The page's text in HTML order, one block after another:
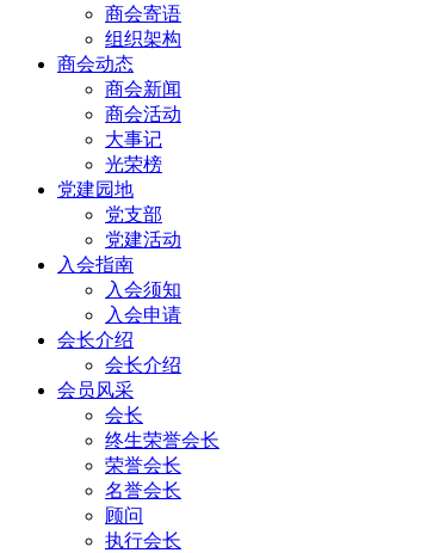
商会寄语
组织架构
商会动态
商会新闻
商会活动
大事记
光荣榜
党建园地
党支部
党建活动
入会指南
入会须知
入会申请
会长介绍
会长介绍
会员风采
会长
终生荣誉会长
荣誉会长
名誉会长
顾问
执行会长